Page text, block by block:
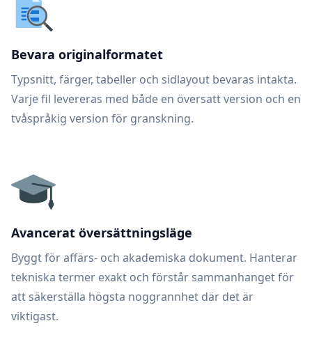
Bevara originalformatet
Typsnitt, färger, tabeller och sidlayout bevaras intakta.
Varje fil levereras med både en översatt version och en
tvåspråkig version för granskning.
Avancerat översättningsläge
Byggt för affärs- och akademiska dokument. Hanterar
tekniska termer exakt och förstår sammanhanget för
att säkerställa högsta noggrannhet där det är
viktigast.